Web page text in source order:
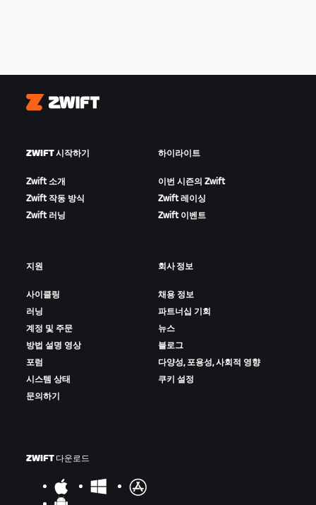
Zwift
ZWIFT 시작하기
Zwift 소개
Zwift 작동 방식
Zwift 러닝
하이라이트
이번 시즌의 Zwift
Zwift 레이싱
Zwift 이벤트
지원
사이클링
러닝
계정 및 주문
방법 설명 영상
포럼
시스템 상태
문의하기
회사 정보
채용 정보
파트너십 기회
뉴스
블로그
다양성, 포용성, 사회적 영향
쿠키 설정
ZWIFT 다운로드